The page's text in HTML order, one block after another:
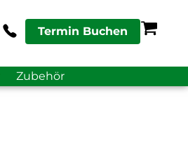
Termin Buchen
Zubehör